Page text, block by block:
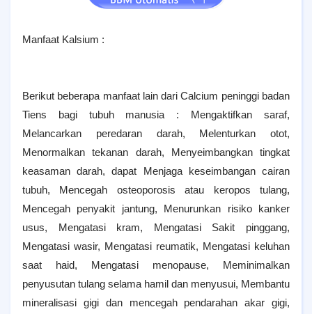
Manfaat Kalsium :
Berikut beberapa manfaat lain dari Calcium peninggi badan
Tiens bagi tubuh manusia : Mengaktifkan saraf,
Melancarkan peredaran darah, Melenturkan otot,
Menormalkan tekanan darah, Menyeimbangkan tingkat
keasaman darah, dapat Menjaga keseimbangan cairan
tubuh, Mencegah osteoporosis atau keropos tulang,
Mencegah penyakit jantung, Menurunkan risiko kanker
usus, Mengatasi kram, Mengatasi Sakit pinggang,
Mengatasi wasir, Mengatasi reumatik, Mengatasi keluhan
saat haid, Mengatasi menopause, Meminimalkan
penyusutan tulang selama hamil dan menyusui, Membantu
mineralisasi gigi dan mencegah pendarahan akar gigi,